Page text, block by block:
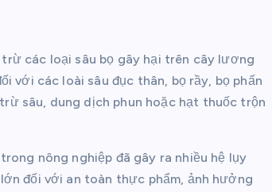
các loại sâu bọ gây hại trên cây lương
với các loài sâu đục thân, bọ rầy, bọ phấn
sâu, dung dịch phun hoặc hạt thuốc trộn
nông nghiệp đã gây ra nhiều hệ lụy
đối với an toàn thực phẩm, ảnh hưởng